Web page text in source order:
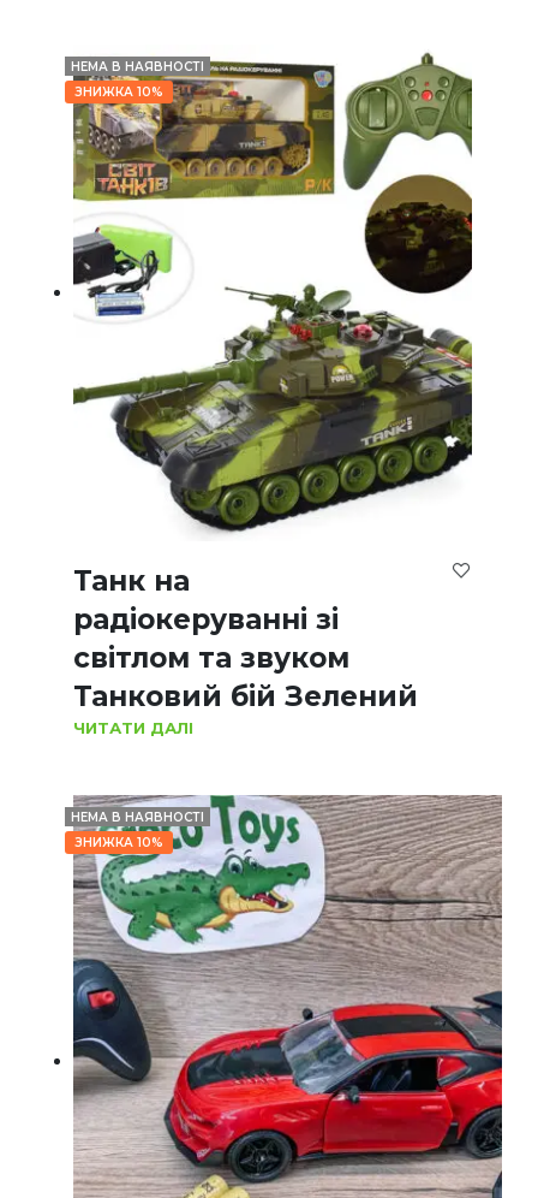
НЕМА В НАЯВНОСТІ
ЗНИЖКА 10%
Танк на
радіокеруванні зі
світлом та звуком
Танковий бій Зелений
ЧИТАТИ ДАЛІ
НЕМА В НАЯВНОСТІ
ЗНИЖКА 10%